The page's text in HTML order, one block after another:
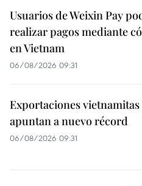
Usuarios de Weixin Pay
realizar pagos mediante
en Vietnam
06/08/2026 09:31
Exportaciones
apuntan a nuevo récord
06/08/2026 09:31